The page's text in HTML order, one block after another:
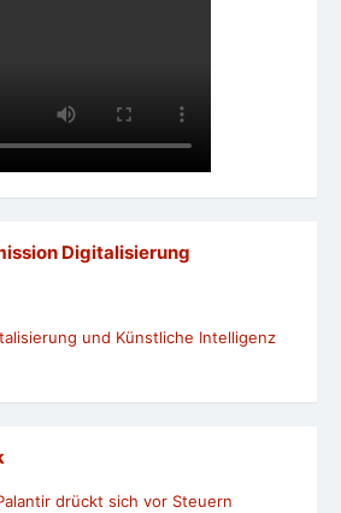
Digitalisierung
und Künstliche Intelligenz
drückt sich vor Steuern